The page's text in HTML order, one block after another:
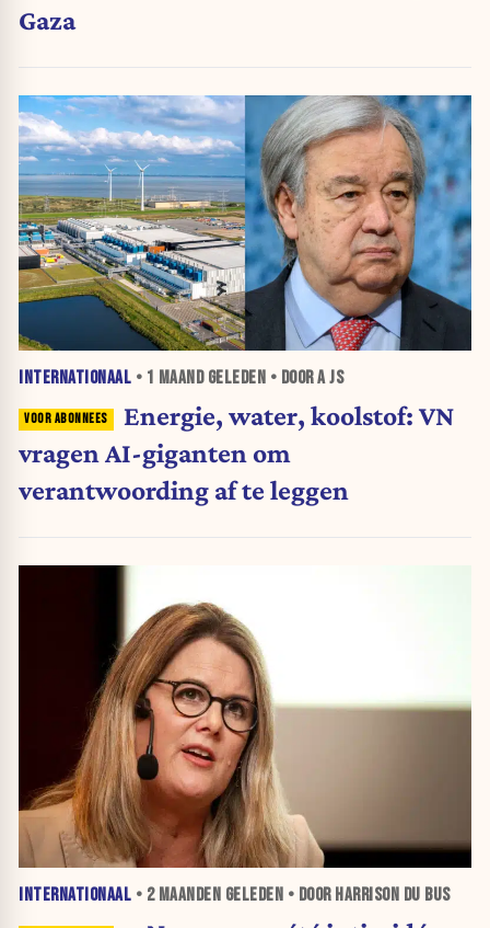
Gaza
INTERNATIONAAL • 1 MAANDGELEDEN • DOOR A JS
Energie, water, koolstof: VN
vragen AI-giganten om
verantwoording af te leggen
INTERNATIONAAL • 2 MAANDEN GELEDEN • DOOR HARRISON DU BUS